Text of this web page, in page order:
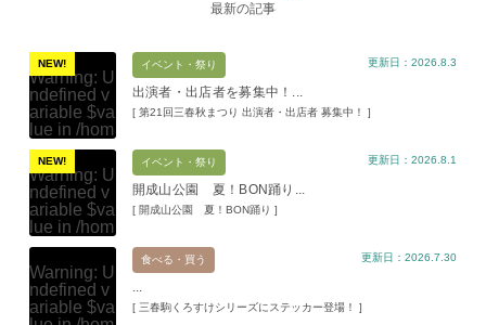
最新の記事
NEW!
Warning: U
ndefined v
ariable $va
lue in /hom
e/xs11945
9/miharuko
ma.com/pu
blic_html/w
p-content/t
hemes/mih
aru/templat
e-parts/pic
up.phpon l
ine19
イベント・祭り
出演者・出店者を募集中！...
[ 第21回三春秋まつり 出演者・出店者 募集中！ ]
更新日：2026.8.3
NEW!
Warning: U
ndefined v
ariable $va
lue in /hom
e/xs11945
9/miharuko
ma.com/pu
blic_html/w
p-content/t
イベント・祭り
開成山公園 夏！BON踊り...
[ 開成山公園 夏！BON踊り ]
更新日：2026.8.1
Warning: U
ndefined v
ariable $va
食べる・買う
...
[ 三春駒くろすけシリーズにステッカー登場！ ]
更新日：2026.7.30